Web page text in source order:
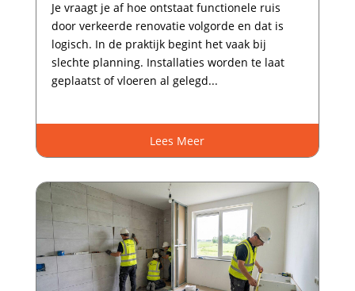
Je vraagt je af hoe ontstaat functionele ruis
door verkeerde renovatie volgorde en dat is
logisch.​ In de praktijk begint het vaak bij
slechte planning.​ Installaties worden te laat
geplaatst of vloeren al gelegd...
Lees Meer